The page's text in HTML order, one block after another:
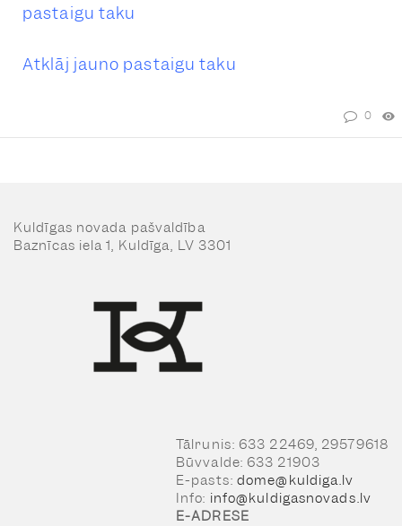
pastaigu taku
Atklāj jauno pastaigu taku
0
Kuldīgas novada pašvaldība
Baznīcas iela 1, Kuldīga, LV 3301
Tālrunis: 633 22469, 29579618
Būvvalde: 633 21903
E-pasts: dome@kuldiga.lv
Info: info@kuldigasnovads.lv
E-ADRESE